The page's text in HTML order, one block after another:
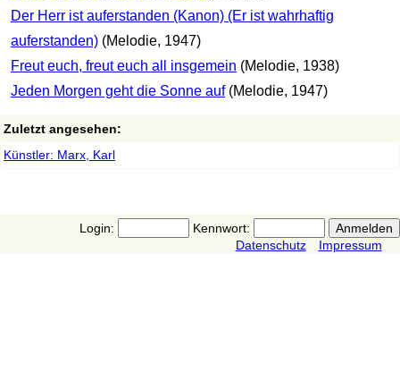
Der Herr ist auferstanden (Kanon) (Er ist wahrhaftig
auferstanden) (Melodie, 1947)
Freut euch, freut euch all insgemein (Melodie, 1938)
Jeden Morgen geht die Sonne auf (Melodie, 1947)
Zuletzt angesehen:
Künstler: Marx, Karl
Login:
Kennwort:
Datenschutz
Impressum